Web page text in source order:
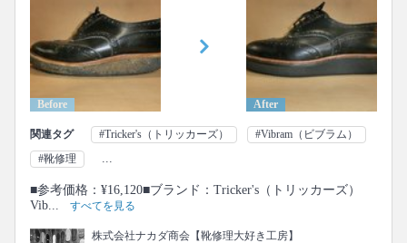
Before After
関連タグ #Tricker's（トリッカーズ）
#Vibram（ビブラム）
#靴修理
...
■参考価格：¥16,120■ブランド：Tricker's（トリッカーズ）
Vib...
すべてを見る
株式会社ナカダ商会【靴修理大好き工房】